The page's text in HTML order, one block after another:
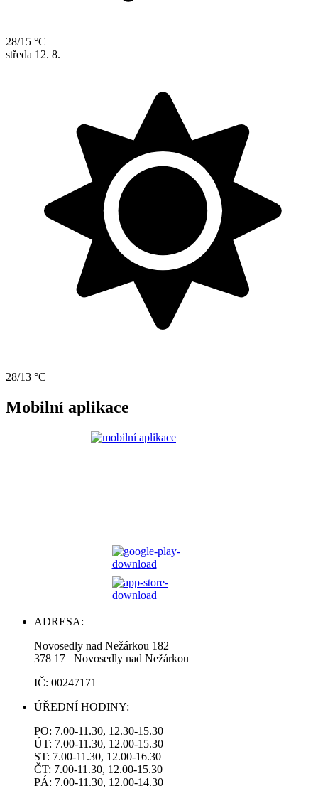
28/15 °C
středa 12. 8.
28/13 °C
Mobilní aplikace
ADRESA:
Novosedly nad Nežárkou 182
378 17 Novosedly nad Nežárkou
IČ: 00247171
ÚŘEDNÍ HODINY:
PO: 7.00-11.30, 12.30-15.30
ÚT: 7.00-11.30, 12.00-15.30
ST: 7.00-11.30, 12.00-16.30
ČT: 7.00-11.30, 12.00-15.30
PÁ: 7.00-11.30, 12.00-14.30